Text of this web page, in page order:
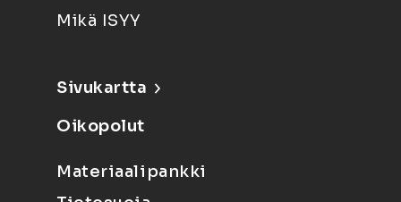
Mikä ISYY
Sivukartta
Oikopolut
Materiaalipankki